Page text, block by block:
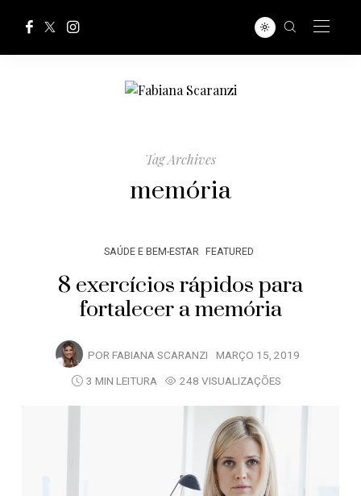
Tag Archives
memória
SAÚDE E BEM-ESTAR FEATURED
8 exercícios rápidos para
fortalecer a memória
POR FABIANA SCARANZI MARÇO 15, 2019
3 MIN LEITURA
248 VISUALIZAÇÕES